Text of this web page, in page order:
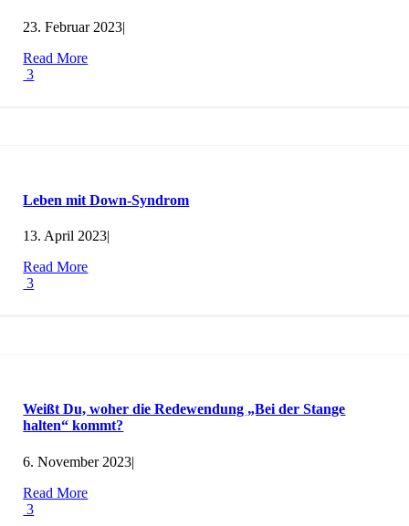
23. Februar 2023|
Read More
3
Leben mit Down-Syndrom
13. April 2023|
Read More
3
Weißt Du, woher die Redewendung „Bei der Stange
halten“ kommt?
6. November 2023|
Read More
3